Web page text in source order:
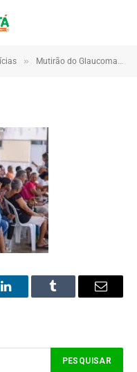
» Mutirão do Glaucoma reforça prevenção e cuidado com a saúde visual em Coroatá
LinkedInTumblr Email